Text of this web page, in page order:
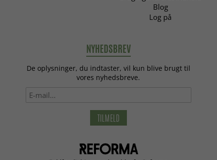
Blog
Log på
NYHEDSBREV
De oplysninger, du indtaster, vil kun blive brugt til
vores nyhedsbreve.
TILMELD